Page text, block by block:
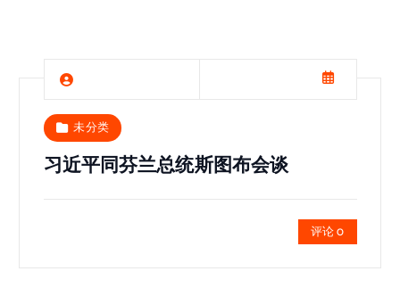
未分类
习近平同芬兰总统斯图布会谈
评论 0